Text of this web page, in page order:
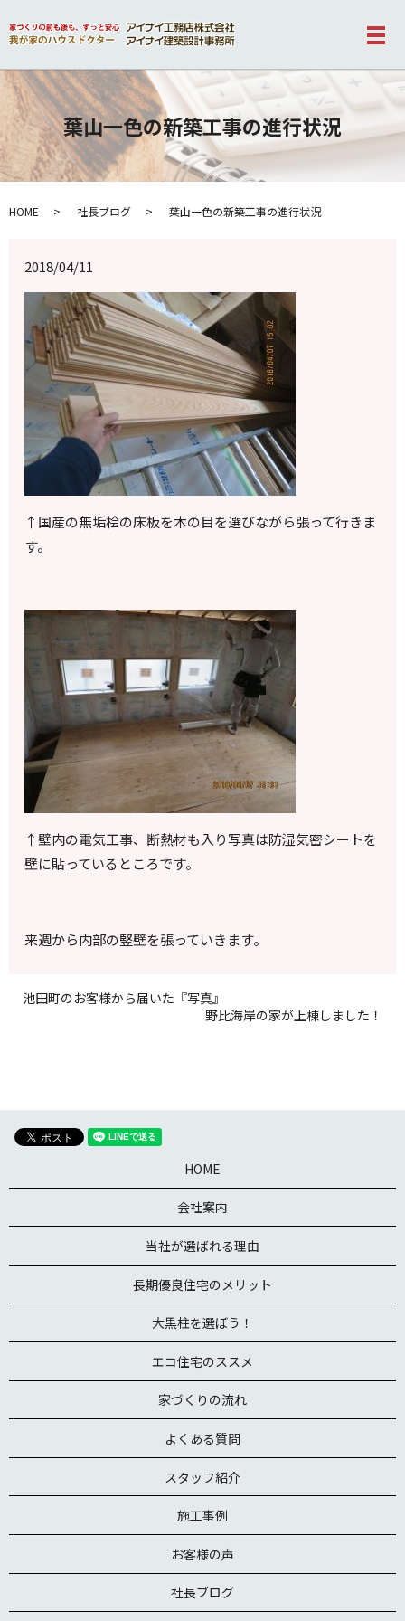
メ
葉山一色の新築工事の進行状況
HOME 社長ブログ 葉山一色の新築工事の進行状況
2018/04/11
↑ 国産の無垢桧の床板を木の目を選びながら張って行きま
す。
↑壁内の電気工事、断熱材も入り写真は防湿気密シートを
壁に貼っているところです。
来週から内部の竪壁を張っていきます。
池田町のお客様から届いた『写真』
野比海岸の家が上棟しました！
HOME
会社案内
当社が選ばれる理由
長期優良住宅のメリット
大黒柱を選ぼう！
エコ住宅のススメ
家づくりの流れ
よくある質問
スタッフ紹介
施工事例
お客様の声
社長ブログ